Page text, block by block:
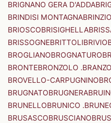
BRIGNANO GERA D'ADDA
BRINDISI MONTAGNABRINZIO
BRIOSCOBRISIGHELLA
BRISSOGNEBRITTOLIBRIVIO
BROGLIANOBROGNATURO
BRONTEBRONZOLO
BROVELLO-CARPUGNINO
BRUGNATOBRUGNERA
BRUNELLOBRUNICO
BRUSASCOBRUSCIANO